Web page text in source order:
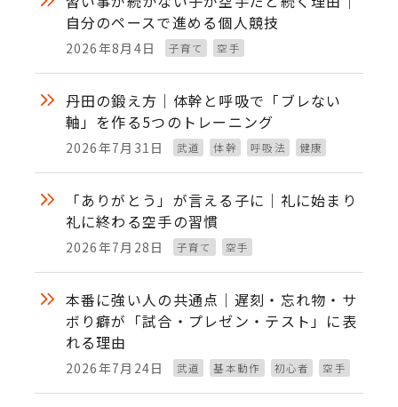
自分のペースで進める個人競技
投稿日
2026年8月4日 子育て 空手
丹田の鍛え方｜体幹と呼吸で「ブレない
軸」を作る5つのトレーニング
投稿日
2026年7月31日 武道 体幹 呼吸法 健康
「ありがとう」が言える子に｜礼に始まり
礼に終わる空手の習慣
投稿日
2026年7月28日 子育て 空手
本番に強い人の共通点｜遅刻・忘れ物・サ
ボり癖が「試合・プレゼン・テスト」に表
れる理由
投稿日
2026年7月24日 武道 基本動作 初心者 空手